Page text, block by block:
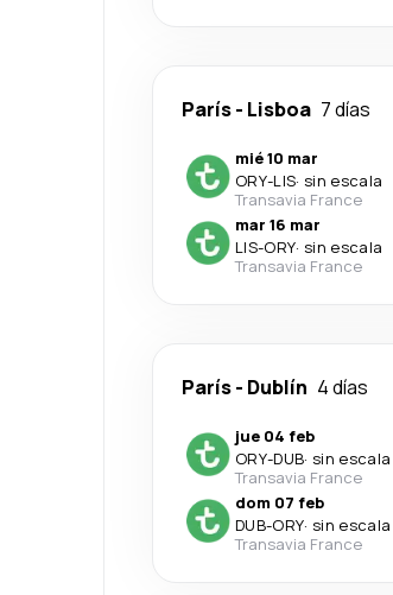
París- Lisboa 7 días
mié 10 mar
ORY-LIS· sin escala
Transavia France
mar 16 mar
LIS-ORY· sin escala
Transavia France
París- Dublín 4 días
jue 04 feb
ORY-DUB· sin escala
Transavia France
dom 07 feb
DUB-ORY· sin escala
Transavia France